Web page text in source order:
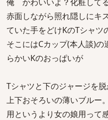
赤面しながら照れ隠しにキ
ていた手をどけKのTシャツ
そこにはCカップ(本人談)
らかいKのおっぱいが
Tシャツと下のジャージを
上下おそろいの薄いブルー
用というより女の娘用って